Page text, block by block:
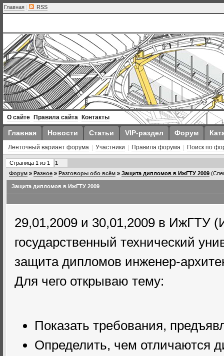
Главная | RSS
О сайте Правила сайта Контакты
Главная Новости Статьи VIP-раздел Форум
Ленточный вариант форума Участники Правила форума Поиск по
Страница 1 из 1
1
Форум » Разное » Разговоры обо всём » Защита дипломов в ИжГТУ 2009
Защита дипломов в ИжГТУ 2009
29,01,2009 и 30,01,2009 в ИжГТУ
государственный технический
защита дипломов инженер-
Для чего открываю тему:
Показать требования,
Определить, чем отличаются